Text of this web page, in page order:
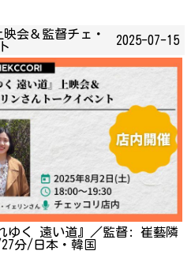
会＆監督チェ・
2025-07-15
ゆく 遠い道』／監督: 崔藝隣
分/日本・韓国